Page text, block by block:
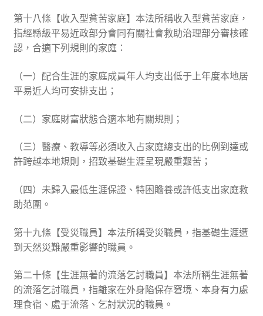
第十八條【收入型貧苦家庭】本法所稱收入型貧苦家庭，
指經縣級平易近政部分會同有關社會救助治理部分審核確
認，合適下列規則的家庭：
（一）配合生涯的家庭成員年人均支出低于上年度本地居
平易近人均可安排支出；
（二）家庭財富狀態合適本地有關規則；
（三）醫療、教導等必須收入占家庭總支出的比例到達或
許跨越本地規則，招致基礎生涯呈現嚴重艱苦；
（四）未歸入最低生涯保證、特困贍養或許低支出家庭救
助范圍。
第十九條【受災職員】本法所稱受災職員，指基礎生涯遭
到天然災難嚴重影響的職員。
第二十條【生涯無著的流落乞討職員】本法所稱生涯無著
的流落乞討職員，指離家在外身陷保存窘境、本身有力處
理食宿、處于流落、乞討狀況的職員。